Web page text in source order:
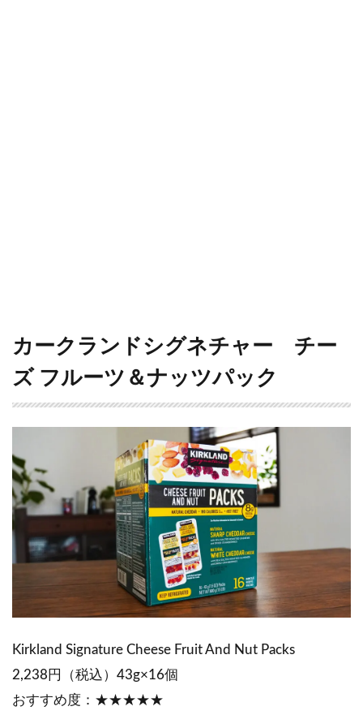
カークランドシグネチャー チー
ズ フルーツ＆ナッツパック
Kirkland Signature Cheese Fruit And Nut Packs
2,238円（税込）43g×16個
おすすめ度：★★★★★